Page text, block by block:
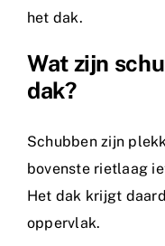
het dak.
Wat zijn
dak?
Schubben zijn
bovenste rietlaag
Het dak krijgt
oppervlak.